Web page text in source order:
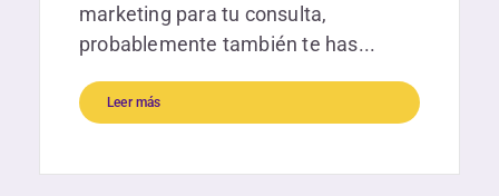
marketing para tu consulta,
probablemente también te has...
Leer más